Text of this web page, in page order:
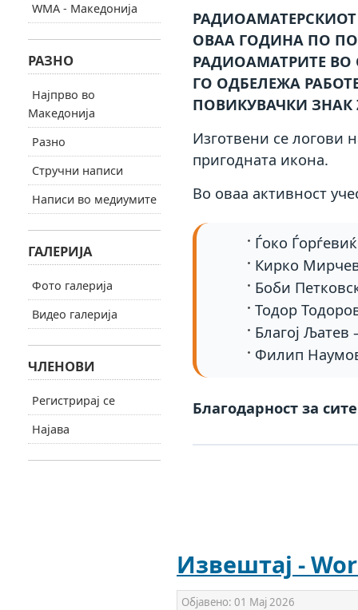
ОВАА ГОДИНА ПО
РАДИОАМАТРИТЕ ВО
ГО ОДБЕЛЕЖА
ПОВИКУВАЧКИ ЗНАК
Изготвени се логови
пригодната икона.
Во оваа активност
Ѓоко
Кирко
Боби
Тодор
Благој Љатев
Филип
Благодарност за
Извештај -
Објавено: 01 Мај 2026
WMA - Македонија
РАЗНО
Најпрво во
Македонија
Разно
Стручни написи
Написи во медиумите
ГАЛЕРИЈА
Фото галерија
Видео галерија
ЧЛЕНОВИ
Регистрирај се
Најава